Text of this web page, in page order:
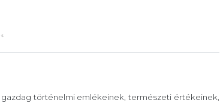
történelmi emlékeinek, természeti értékeinek,